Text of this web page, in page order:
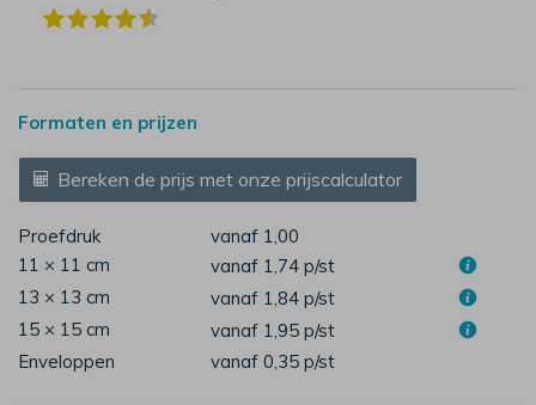
Formaten en prijzen
Bereken de prijs met onze prijscalculator
Proefdruk
vanaf 1,00
11 × 11 cm
vanaf 1,74 p/st
13 × 13 cm
vanaf 1,84 p/st
15 × 15 cm
vanaf 1,95 p/st
Enveloppen
vanaf 0,35 p/st